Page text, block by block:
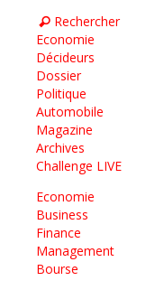
Rechercher
Economie
Décideurs
Dossier
Politique
Automobile
Magazine
Archives
Challenge LIVE
Economie
Business
Finance
Management
Bourse